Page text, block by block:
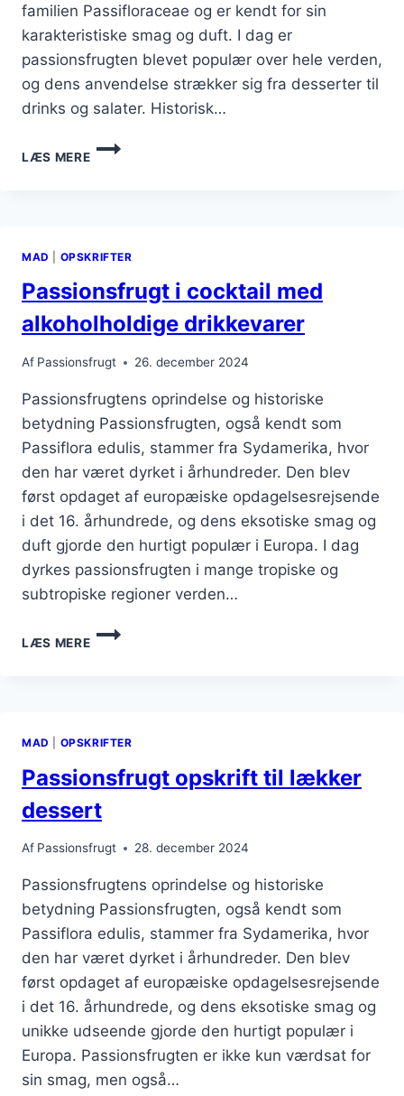
familien Passifloraceae og er kendt for sin
karakteristiske smag og duft. I dag er
passionsfrugten blevet populær over hele verden,
og dens anvendelse strækker sig fra desserter til
drinks og salater. Historisk…
LÆS MERE
PASSIONSFRUGT
I
MAD OPSKRIFTER
Passionsfrugt i cocktail med
alkoholholdige drikkevarer
Af Passionsfrugt 26. december 2024
Passionsfrugtens oprindelse og historiske
betydning Passionsfrugten, også kendt som
Passiflora edulis, stammer fra Sydamerika, hvor
den har været dyrket i århundreder. Den blev
først opdaget af europæiske opdagelsesrejsende
i det 16. århundrede, og dens eksotiske smag og
duft gjorde den hurtigt populær i Europa. I dag
dyrkes passionsfrugten i mange tropiske og
subtropiske regioner verden…
LÆS MERE
PASSIONSFRUGT
I
MAD OPSKRIFTER
Passionsfrugt opskrift til lækker
dessert
Af Passionsfrugt 28. december 2024
Passionsfrugtens oprindelse og historiske
betydning Passionsfrugten, også kendt som
Passiflora edulis, stammer fra Sydamerika, hvor
den har været dyrket i århundreder. Den blev
først opdaget af europæiske opdagelsesrejsende
i det 16. århundrede, og dens eksotiske smag og
unikke udseende gjorde den hurtigt populær i
Europa. Passionsfrugten er ikke kun værdsat for
sin smag, men også…